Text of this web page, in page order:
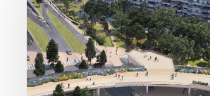
l’in
situ…